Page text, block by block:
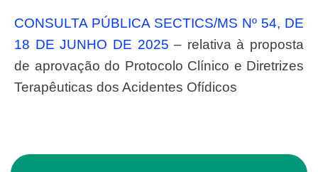
CONSULTA PÚBLICA SECTICS/MS Nº 54, DE
18 DE JUNHO DE 2025 – relativa à proposta
de aprovação do Protocolo Clínico e Diretrizes
Terapêuticas dos Acidentes Ofídicos